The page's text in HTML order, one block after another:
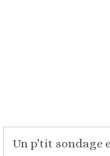
Un p'tit sondage